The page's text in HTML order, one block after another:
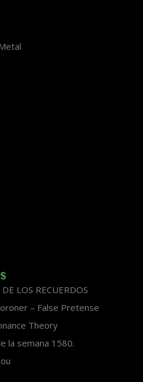
LOS RECUERDOS
– False Pretense
Theory
la semana 1580.